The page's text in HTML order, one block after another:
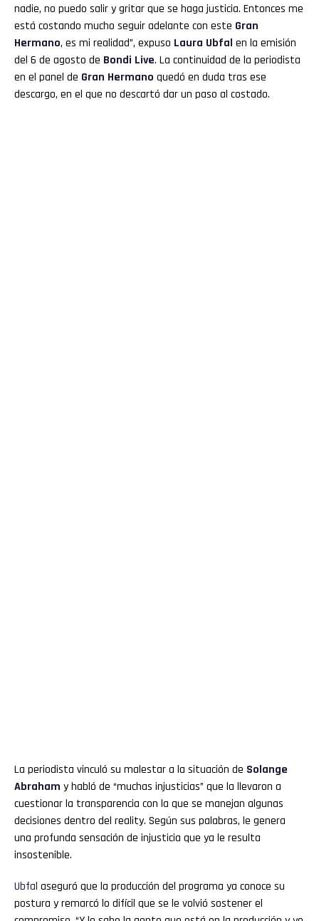
nadie, no puedo salir y gritar que se haga justicia. Entonces me
está costando mucho seguir adelante con este Gran
Hermano, es mi realidad”, expuso Laura Ubfal en la emisión
del 6 de agosto de Bondi Live. La continuidad de la periodista
en el panel de Gran Hermano quedó en duda tras ese
descargo, en el que no descartó dar un paso al costado.
La periodista vinculó su malestar a la situación de Solange
Abraham y habló de “muchas injusticias” que la llevaron a
cuestionar la transparencia con la que se manejan algunas
decisiones dentro del reality. Según sus palabras, le genera
una profunda sensación de injusticia que ya le resulta
insostenible.
Ubfal aseguró que la producción del programa ya conoce su
postura y remarcó lo difícil que se le volvió sostener el